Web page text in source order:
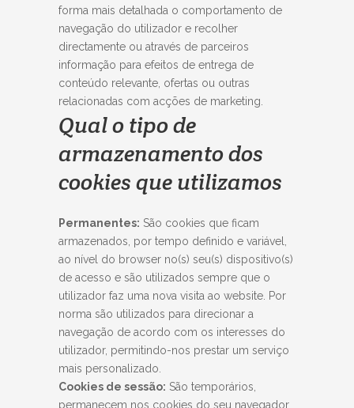
forma mais detalhada o comportamento de
navegação do utilizador e recolher
directamente ou através de parceiros
informação para efeitos de entrega de
conteúdo relevante, ofertas ou outras
relacionadas com acções de marketing.
Qual o tipo de
armazenamento dos
cookies que utilizamos
Permanentes: São cookies que ficam
armazenados, por tempo definido e variável,
ao nível do browser no(s) seu(s) dispositivo(s)
de acesso e são utilizados sempre que o
utilizador faz uma nova visita ao website. Por
norma são utilizados para direcionar a
navegação de acordo com os interesses do
utilizador, permitindo-nos prestar um serviço
mais personalizado.
Cookies de sessão: São temporários,
permanecem nos cookies do seu navegador